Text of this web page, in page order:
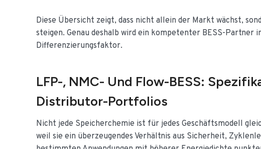
Diese Übersicht zeigt, dass nicht allein der Markt wächst,
steigen. Genau deshalb wird ein kompetenter BESS-Partner
Differenzierungsfaktor.
LFP-, NMC- Und Flow-BESS:
Distributor-Portfolios
Nicht jede Speicherchemie ist für jedes Geschäftsmodell
weil sie ein überzeugendes Verhältnis aus Sicherheit,